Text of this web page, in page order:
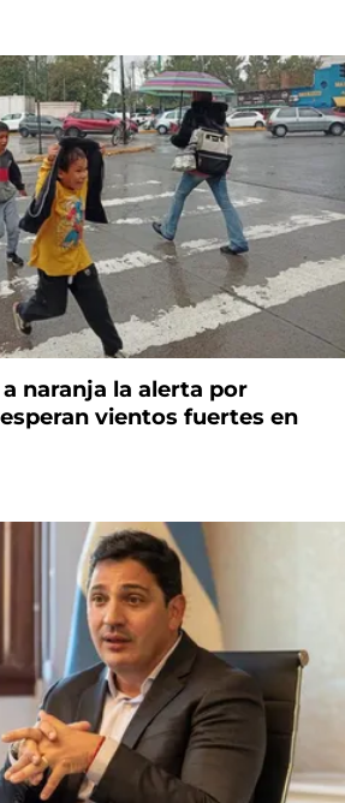
naranja la alerta por
vientos fuertes en